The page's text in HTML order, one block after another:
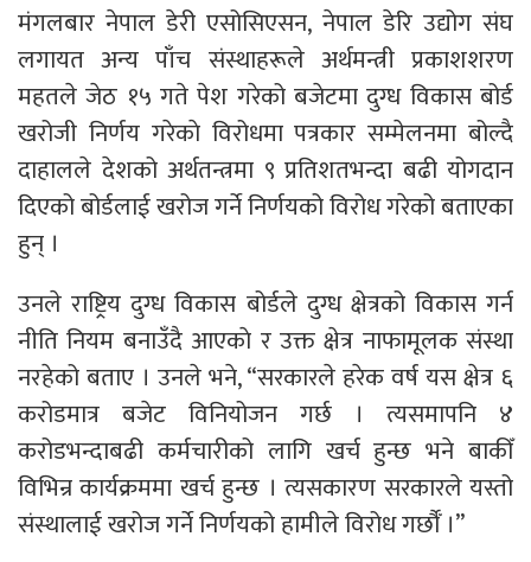
मंगलबार नेपाल डेरी एसोसिएसन, नेपाल डेरि उद्योग संघ
लगायत अन्य पाँच संस्थाहरूले अर्थमन्त्री प्रकाशशरण
महतले जेठ १५ गते पेश गरेको बजेटमा दुग्ध विकास बोर्ड
खरोजी निर्णय गरेकाे विरोधमा पत्रकार सम्मेलनमा बोल्दै
दाहालले देशको अर्थतन्त्रमा ९ प्रतिशतभन्दा बढी योगदान
दिएको बोर्डलाई खरोज गर्ने निर्णयको विरोध गरेको बताएका
हुन् ।
उनले राष्ट्रिय दुग्ध विकास बोर्डले दुग्ध क्षेत्रको विकास गर्न
नीति नियम बनाउँदै आएकाे र उक्त क्षेत्र नाफामूलक संस्था
नरहेको बताए । उनले भने, “सरकारले हरेक वर्ष यस क्षेत्र ६
करोडमात्र बजेट विनियोजन गर्छ । त्यसमापनि ४
करोडभन्दाबढी कर्मचारीको लागि खर्च हुन्छ भने बाकीँ
विभिन्र कार्यक्रममा खर्च हुन्छ । त्यसकारण सरकारले यस्तो
संस्थालाई खरोज गर्ने निर्णयको हामीले विरोध गर्छौँ ।’’